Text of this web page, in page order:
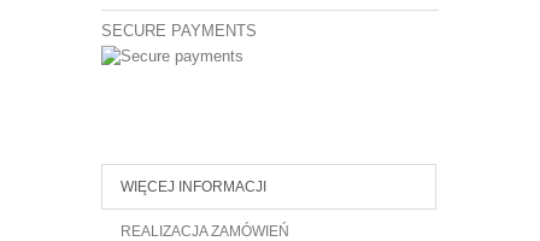
SECURE PAYMENTS
WIĘCEJ INFORMACJI
REALIZACJA ZAMÓWIEŃ